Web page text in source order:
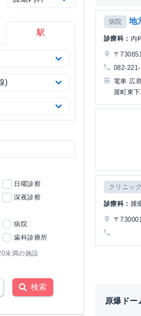
駅
日曜診察
深夜診察
病院
歯科診療所
未満の施設
検索
病院 地
診療科： 内
〒
082-
電車 広
屋町東
クリニック
診療科： 腫
〒
原爆ドー